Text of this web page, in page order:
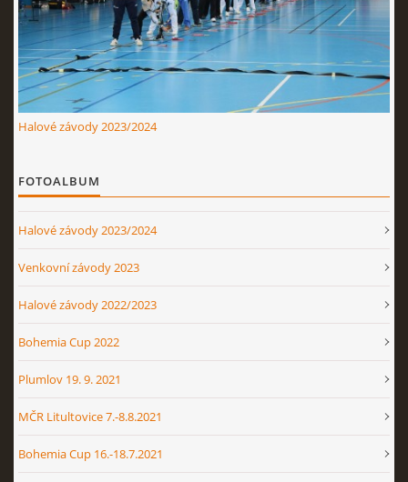
Nahoru ↑
Halové závody 2023/2024
FOTOALBUM
Halové závody 2023/2024
Venkovní závody 2023
Halové závody 2022/2023
Bohemia Cup 2022
Plumlov 19. 9. 2021
MČR Litultovice 7.-8.8.2021
Bohemia Cup 16.-18.7.2021